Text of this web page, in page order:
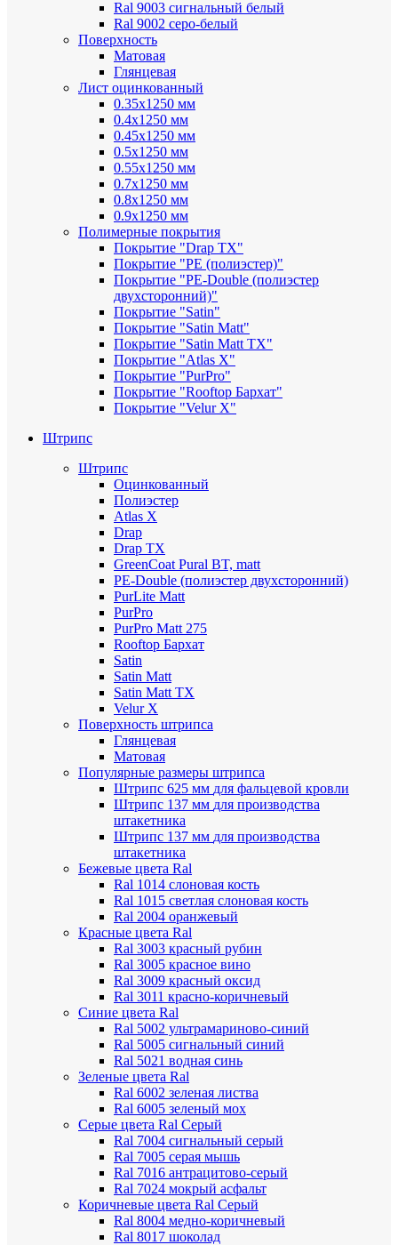
Ral 9003 сигнальный белый
Ral 9002 серо-белый
Поверхность
Матовая
Глянцевая
Лист оцинкованный
0.35х1250 мм
0.4х1250 мм
0.45х1250 мм
0.5х1250 мм
0.55х1250 мм
0.7х1250 мм
0.8х1250 мм
0.9х1250 мм
Полимерные покрытия
Покрытие "Drap TX"
Покрытие "PE (полиэстер)"
Покрытие "PE-Double (полиэстер
двухсторонний)"
Покрытие "Satin"
Покрытие "Satin Мatt"
Покрытие "Satin Matt TX"
Покрытие "Atlas X"
Покрытие "PurPro"
Покрытие "Rooftop Бархат"
Покрытие "Velur X"
Штрипс
Штрипс
Оцинкованный
Полиэстер
Atlas X
Drap
Drap TX
GreenCoat Pural BT, matt
PE-Double (полиэстер двухсторонний)
PurLite Мatt
PurPro
PurPro Matt 275
Rooftop Бархат
Satin
Satin Мatt
Satin Matt TX
Velur X
Поверхность штрипса
Глянцевая
Матовая
Популярные размеры штрипса
Штрипс 625 мм для фальцевой кровли
Штрипс 137 мм для производства
штакетника
Штрипс 137 мм для производства
штакетника
Бежевые цвета Ral
Ral 1014 слоновая кость
Ral 1015 светлая слоновая кость
Ral 2004 оранжевый
Красные цвета Ral
Ral 3003 красный рубин
Ral 3005 красное вино
Ral 3009 красный оксид
Ral 3011 красно-коричневый
Синие цвета Ral
Ral 5002 ультрамариново-синий
Ral 5005 сигнальный синий
Ral 5021 водная синь
Зеленые цвета Ral
Ral 6002 зеленая листва
Ral 6005 зеленый мох
Серые цвета Ral Серый
Ral 7004 сигнальный серый
Ral 7005 серая мышь
Ral 7016 антрацитово-серый
Ral 7024 мокрый асфальт
Коричневые цвета Ral Серый
Ral 8004 медно-коричневый
Ral 8017 шоколад